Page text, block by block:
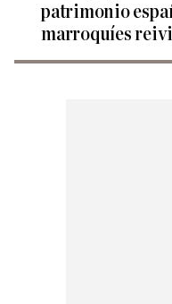
patrimonio
marroquíes